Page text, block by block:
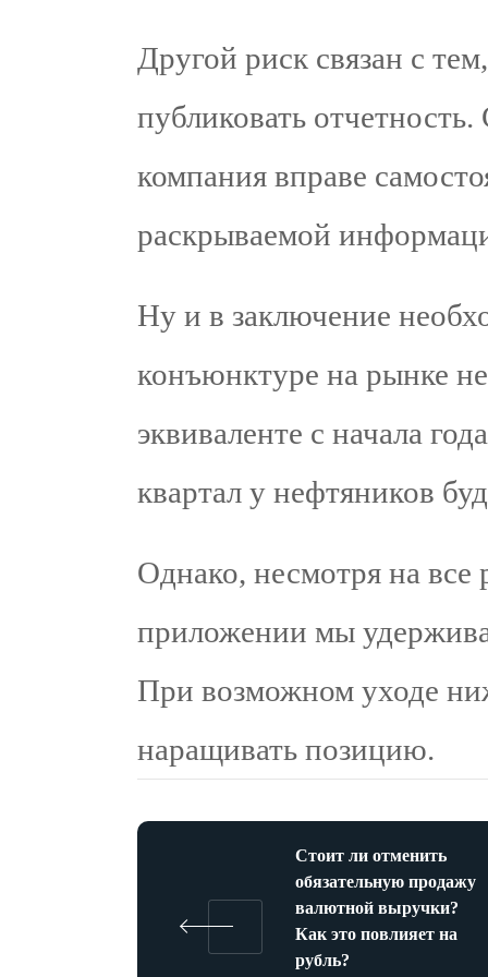
Другой риск связан с
публиковать
компания вправе
раскрываемой
Ну и в заключение
конъюнктуре на рынке
эквиваленте с начала
квартал у нефтяников
Однако, несмотря на все
приложении мы
При возможном уходе
наращивать позицию.
Стоит ли отменить
обязательную продажу
валютной выручки?
Как это повлияет на
рубль?